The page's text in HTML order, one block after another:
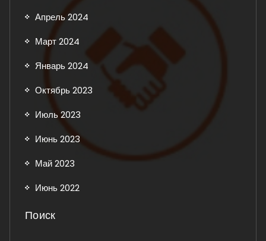
Апрель 2024
Март 2024
Январь 2024
Октябрь 2023
Июль 2023
Июнь 2023
Май 2023
Июнь 2022
Поиск